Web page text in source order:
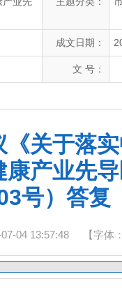
成文日期：
文 号：
关于落
产业先
号）答复
04 13:57:48 【字体：